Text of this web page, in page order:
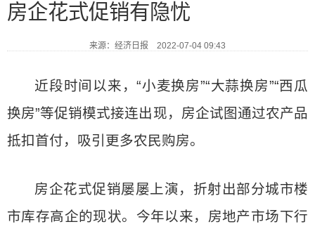
房企花式促销有隐忧
来源：经济日报 2022-07-04 09:43
近段时间以来，“小麦换房”“大蒜换房”“西瓜
换房”等促销模式接连出现，房企试图通过农产品
抵扣首付，吸引更多农民购房。
房企花式促销屡屡上演，折射出部分城市楼
市库存高企的现状。今年以来，房地产市场下行